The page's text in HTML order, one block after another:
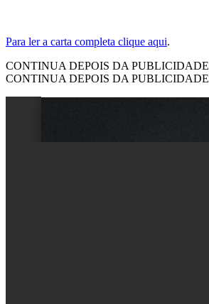
Para ler a carta completa clique aqui.
CONTINUA DEPOIS DA PUBLICIDADE
CONTINUA DEPOIS DA PUBLICIDADE